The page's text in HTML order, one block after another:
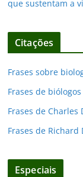
que sustentam a
Citações
Frases sobre
Frases de
Frases de Charles
Frases de Richard
Especiais